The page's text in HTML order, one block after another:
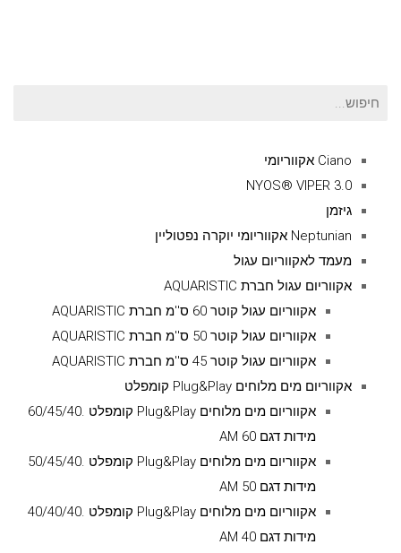
חיפוש
Ciano אקווריומי
NYOS® VIPER 3.0
גיזמן
Neptunian אקווריומי יוקרה נפטוליין
מעמד לאקווריום עגול
אקווריום עגול חברת AQUARISTIC
אקווריום עגול קוטר 60 ס''מ חברת AQUARISTIC
אקווריום עגול קוטר 50 ס''מ חברת AQUARISTIC
אקווריום עגול קוטר 45 ס''מ חברת AQUARISTIC
אקווריום מים מלוחים Plug&Play קומפלט
אקווריום מים מלוחים Plug&Play קומפלט .60/45/40
מידות דגם AM 60
אקווריום מים מלוחים Plug&Play קומפלט .50/45/40
מידות דגם AM 50
אקווריום מים מלוחים Plug&Play קומפלט .40/40/40
מידות דגם AM 40